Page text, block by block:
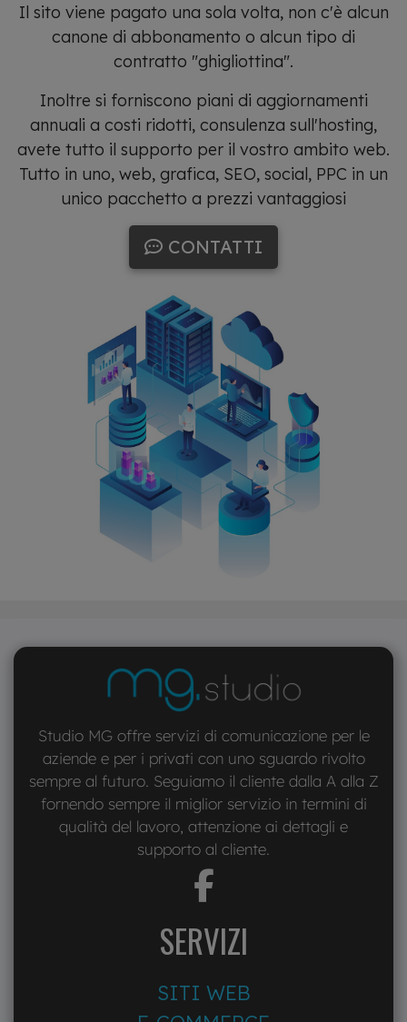
Il sito viene pagato una sola volta, non c'è alcun
canone di abbonamento o alcun tipo di
contratto "ghigliottina".
Inoltre si forniscono piani di aggiornamenti
annuali a costi ridotti, consulenza sull'hosting,
avete tutto il supporto per il vostro ambito web.
Tutto in uno, web, grafica, SEO, social, PPC in un
unico pacchetto a prezzi vantaggiosi
CONTATTI
Studio MG offre servizi di comunicazione per le
aziende e per i privati con uno sguardo rivolto
sempre al futuro. Seguiamo il cliente dalla A alla Z
fornendo sempre il miglior servizio in termini di
qualità del lavoro, attenzione ai dettagli e
supporto al cliente.
fab
f
SERVIZI
SITI WEB